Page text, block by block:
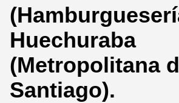
Huechuraba
(Metropolitana
Santiago).